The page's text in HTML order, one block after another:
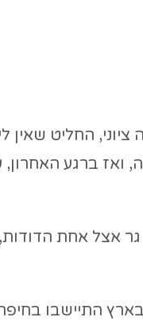
ציוני, החליט שאין
ברגע האחרון,
התפצלה: האב – סבא לוי – גר אצל הוריו, האח שלמה בן ה- 5
התיישבו